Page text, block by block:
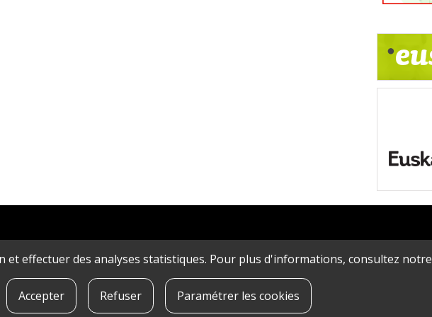
| QUE SONT LES COOKIES? | CONTACT
et effectuer des analyses statistiques. Pour plus d'informations, consultez notre
Accepter Refuser Paramétrer les cookies